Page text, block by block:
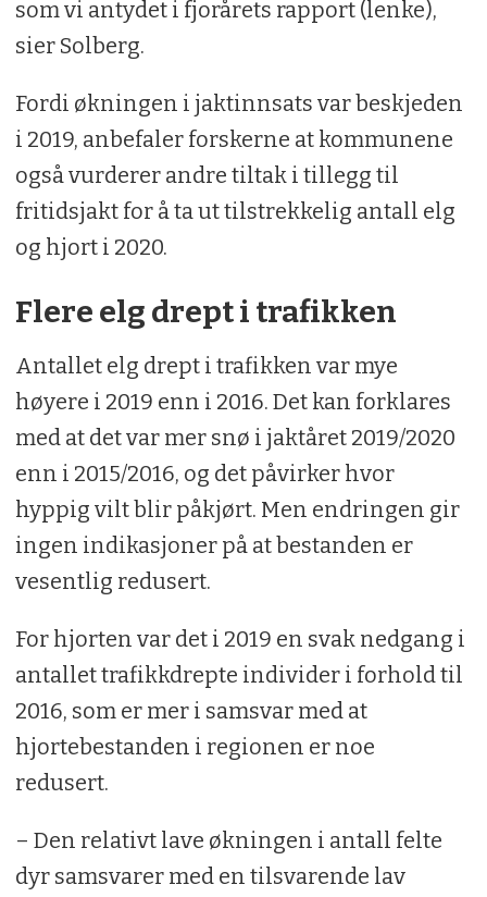
som vi antydet i fjorårets rapport (lenke),
sier Solberg.
Fordi økningen i jaktinnsats var beskjeden
i 2019, anbefaler forskerne at kommunene
også vurderer andre tiltak i tillegg til
fritidsjakt for å ta ut tilstrekkelig antall elg
og hjort i 2020.
Flere elg drept i trafikken
Antallet elg drept i trafikken var mye
høyere i 2019 enn i 2016. Det kan forklares
med at det var mer snø i jaktåret 2019/2020
enn i 2015/2016, og det påvirker hvor
hyppig vilt blir påkjørt. Men endringen gir
ingen indikasjoner på at bestanden er
vesentlig redusert.
For hjorten var det i 2019 en svak nedgang i
antallet trafikkdrepte individer i forhold til
2016, som er mer i samsvar med at
hjortebestanden i regionen er noe
redusert.
– Den relativt lave økningen i antall felte
dyr samsvarer med en tilsvarende lav